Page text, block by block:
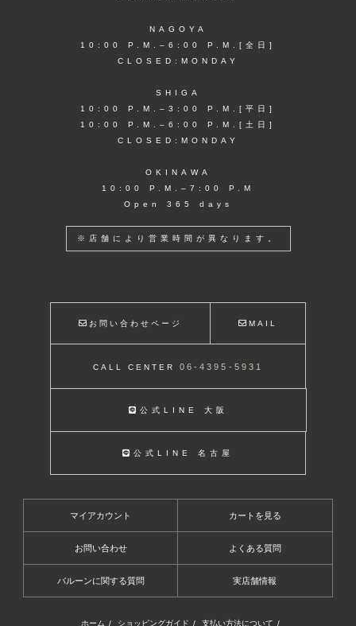
NAGOYA
10:00 P.M.–6:00 P.M.[全日]
CLOSED:MONDAY
SHIGA
10:00 P.M.–3:00 P.M.[平日]
10:00 P.M.–6:00 P.M.[土日]
CLOSED:MONDAY
OKINAWA
10:00 P.M.–7:00 P.M
Open 365 days
※店舗により営業時間が異なります。
お問い合わせページ MAIL
CALL CENTER 06-4395-5931
公式LINE 大阪
公式LINE 名古屋
マイアカウント カートを見る
お問い合わせ よくある質問
バルーンに関する質問 実店舗情報
ホーム / ショッピングガイド / 支払い方法について /